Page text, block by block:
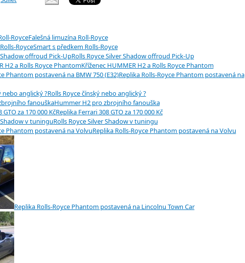
Falešná limuzína Roll-Royce
Smart s předkem Rolls-Royce
Rolls Royce Silver Shadow offroud Pick-Up
Kříženec HUMMER H2 a Rolls Royce Phantom
Replika Rolls-Royce Phantom postavená na
Rolls Royce čínský nebo anglický ?
Hummer H2 pro zbrojního fanouška
Replika Ferrari 308 GTO za 170 000 Kč
Rolls Royce Silver Shadow v tuningu
Replika Rolls-Royce Phantom postavená na Volvu
Replika Rolls-Royce Phantom postavená na Lincolnu Town Car